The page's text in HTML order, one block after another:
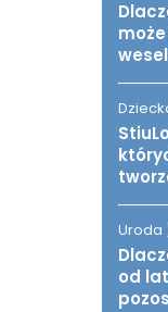
Uroda
od